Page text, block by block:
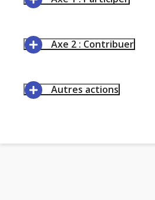
Axe 2 : Contribuer
Autres actions